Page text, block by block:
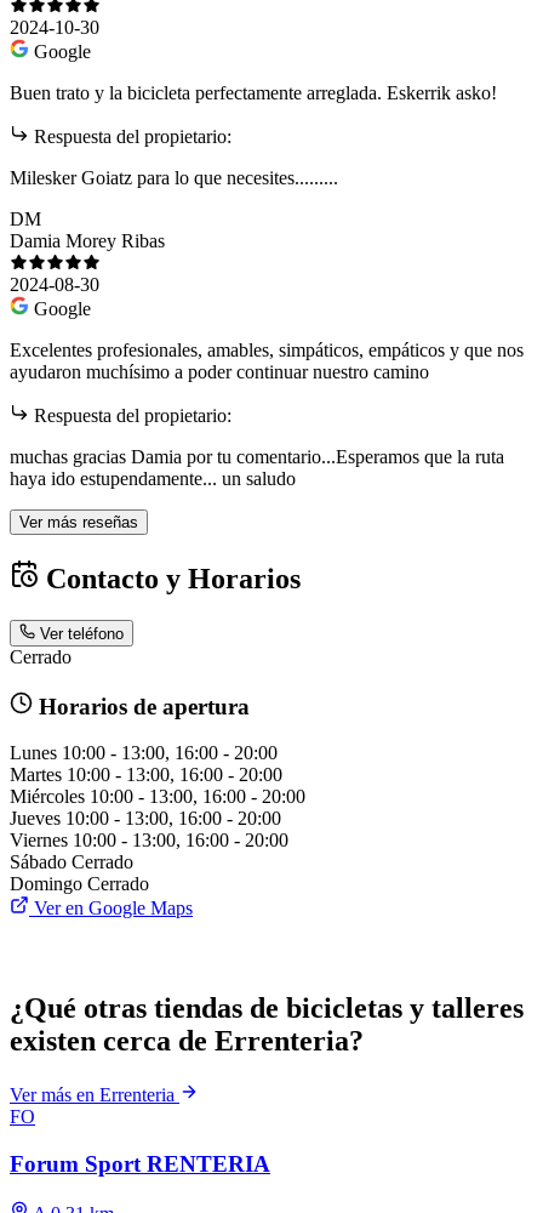
2024-10-30
Google
Buen trato y la bicicleta perfectamente arreglada. Eskerrik asko!
Respuesta del propietario:
Milesker Goiatz para lo que necesites.........
DM
Damia Morey Ribas
2024-08-30
Google
Excelentes profesionales, amables, simpáticos, empáticos y que nos
ayudaron muchísimo a poder continuar nuestro camino
Respuesta del propietario:
muchas gracias Damia por tu comentario...Esperamos que la ruta
haya ido estupendamente... un saludo
Ver más reseñas
Contacto y Horarios
Ver teléfono
Cerrado
Horarios de apertura
Lunes 10:00 - 13:00, 16:00 - 20:00
Martes 10:00 - 13:00, 16:00 - 20:00
Miércoles 10:00 - 13:00, 16:00 - 20:00
Jueves 10:00 - 13:00, 16:00 - 20:00
Viernes 10:00 - 13:00, 16:00 - 20:00
Sábado Cerrado
Domingo Cerrado
Ver en Google Maps
¿Qué otras tiendas de bicicletas y talleres
existen cerca de Errenteria?
Ver más en Errenteria
FO
Forum Sport RENTERIA